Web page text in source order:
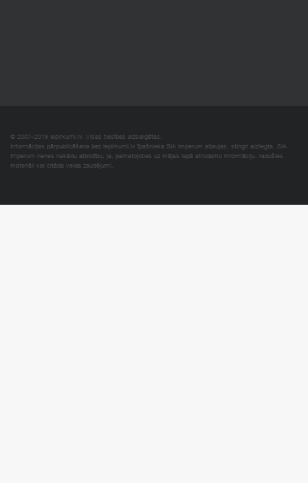
© 2007–2018 Iepirkumi.lv. Visas tiesības aizsargātas.
Informācijas pārpublicēšana bez iepirkumi.lv īpašnieka SIA Imperum atļaujas, stingri aizliegta. SIA
Imperum nenes nekādu atbildību, ja, pamatojoties uz mājas lapā atrodamo informāciju, radušies
materiāli vai citāda veida zaudējumi.